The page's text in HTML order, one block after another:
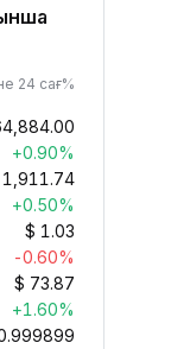
24 сағ%
+0.90%
1,911.74
+0.50%
$ 1.03
-0.60%
$ 73.87
+1.60%